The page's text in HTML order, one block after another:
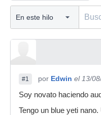
#1 por Edwin el 13/
Soy novato haciendo
Tengo un blue yeti